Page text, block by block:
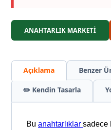
ANAHTARLIK MARKETİ
Açıklama Benzer
✏️ Kendin Tasarla
Bu anahtarlıklar sadece